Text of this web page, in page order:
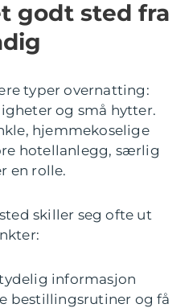
godt sted fra
typer overnatting:
og små hytter.
hjemmekoselige
hotellanlegg, særlig
en rolle.
skiller seg ofte ut
informasjon
bestillingsrutiner og få